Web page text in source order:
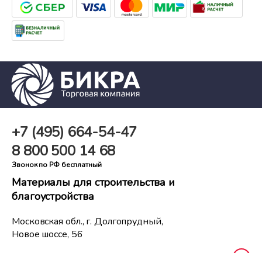
+7 (495) 664-54-47
8 800500 14 68
Звонок по РФ бесплатный
Материалы для строительства и
благоустройства
Московская обл., г. Долгопрудный,
Новое шоссе, 56